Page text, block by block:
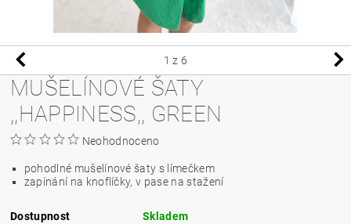
1 z 6
MUŠELÍNOVÉ ŠATY
,,HAPPINESS,, GREEN
Neohodnoceno
pohodlné mušelínové šaty s límečkem
zapínání na knoflíčky, v pase na stažení
Dostupnost
Skladem